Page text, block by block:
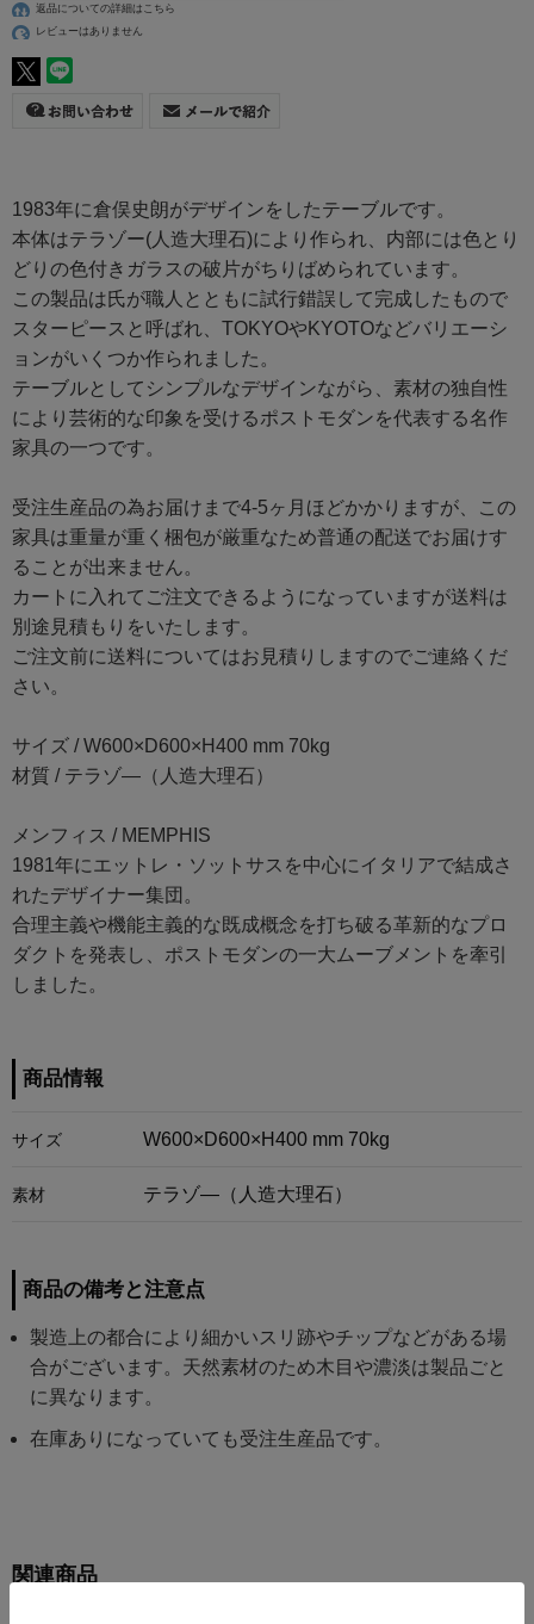
返品についての詳細はこちら
レビューはありません
1983年に倉俣史朗がデザインをしたテーブルです。
本体はテラゾー(人造大理石)により作られ、内部には色とり
どりの色付きガラスの破片がちりばめられています。
この製品は氏が職人とともに試行錯誤して完成したもので
スターピースと呼ばれ、TOKYOやKYOTOなどバリエーシ
ョンがいくつか作られました。
テーブルとしてシンプルなデザインながら、素材の独自性
により芸術的な印象を受けるポストモダンを代表する名作
家具の一つです。
受注生産品の為お届けまで4-5ヶ月ほどかかりますが、この
家具は重量が重く梱包が厳重なため普通の配送でお届けす
ることが出来ません。
カートに入れてご注文できるようになっていますが送料は
別途見積もりをいたします。
ご注文前に送料についてはお見積りしますのでご連絡くだ
さい。
サイズ / W600×D600×H400 mm 70kg
材質 / テラゾ―（人造大理石）
メンフィス / MEMPHIS
1981年にエットレ・ソットサスを中心にイタリアで結成さ
れたデザイナー集団。
合理主義や機能主義的な既成概念を打ち破る革新的なプロ
ダクトを発表し、ポストモダンの一大ムーブメントを牽引
しました。
商品情報
サイズ W600×D600×H400 mm 70kg
素材 テラゾ―（人造大理石）
商品の備考と注意点
製造上の都合により細かいスリ跡やチップなどがある場
合がございます。天然素材のため木目や濃淡は製品ごと
に異なります。
在庫ありになっていても受注生産品です。
関連商品